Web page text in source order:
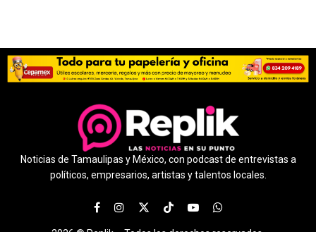
Noticias de Tamaulipas y México, con podcast de entrevistas a
políticos, empresarios, artistas y talentos locales.